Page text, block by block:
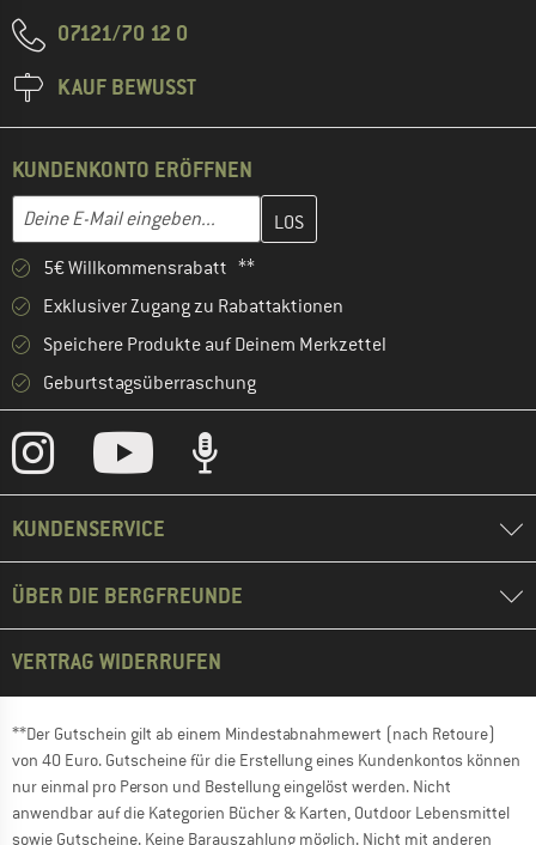
07121/70 12 0
KAUF BEWUSST
KUNDENKONTO ERÖFFNEN
E-Mail-Adresse
Gib hier deine E-Mail-Adresse ein und erstelle im nächsten
5€ Willkommensrabatt **
Exklusiver Zugang zu Rabattaktionen
Speichere Produkte auf Deinem Merkzettel
Geburtstagsüberraschung
KUNDENSERVICE
ÜBER DIE BERGFREUNDE
VERTRAG WIDERRUFEN
**Der Gutschein gilt ab einem Mindestabnahmewert (nach Retoure)
von 40 Euro. Gutscheine für die Erstellung eines Kundenkontos können
nur einmal pro Person und Bestellung eingelöst werden. Nicht
anwendbar auf die Kategorien Bücher & Karten, Outdoor Lebensmittel
sowie Gutscheine. Keine Barauszahlung möglich. Nicht mit anderen